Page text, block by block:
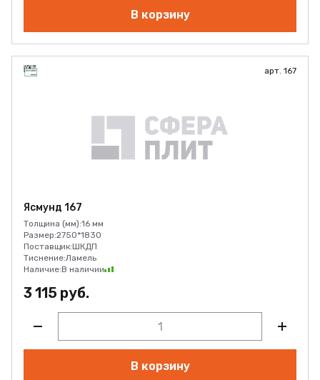
В корзину
арт. 167
Ясмунд 167
Толщина (мм):16 мм
Размер:2750*1830
Поставщик:ШКДП
Тиснение:Ламель
Наличие:В наличии
3 115 руб.
В корзину